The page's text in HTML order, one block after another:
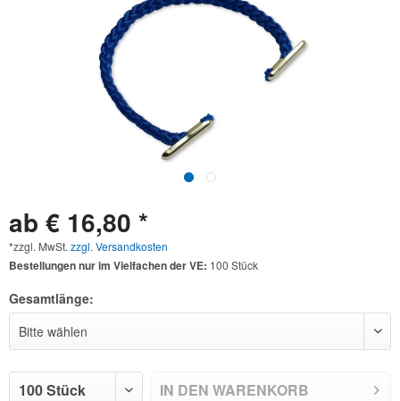
ab € 16,80 *
*zzgl. MwSt. zzgl. Versandkosten
Bestellungen nur im Vielfachen der VE: 100 Stück
Gesamtlänge:
IN DEN WARENKORB